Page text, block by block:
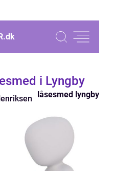
dk
i Lyngby
låsesmed lyngby